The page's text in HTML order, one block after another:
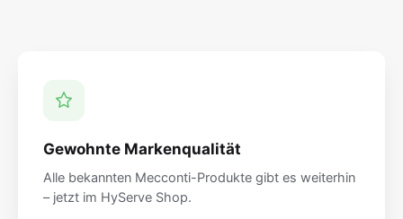
Gewohnte Markenqualität
Alle bekannten Mecconti-Produkte gibt es weiterhin
– jetzt im HyServe Shop.